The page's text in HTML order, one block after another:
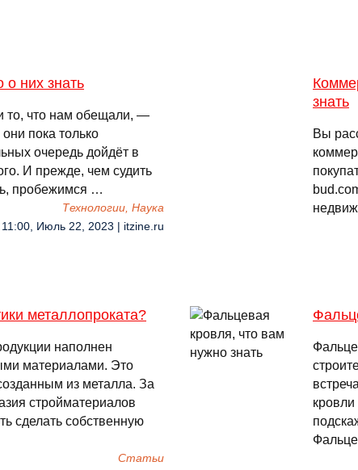
о них знать
то, что нам обещали, —
пока только
очередь дойдёт в
И прежде, чем судить
пробежимся …
Технологии, Наука
11:00, Июль 22, 2023 | itzine.ru
знать
Вы
металлопроката?
наполнен
материалами. Это
из металла. За
стройматериалов
сделать собственную
Cтатьи